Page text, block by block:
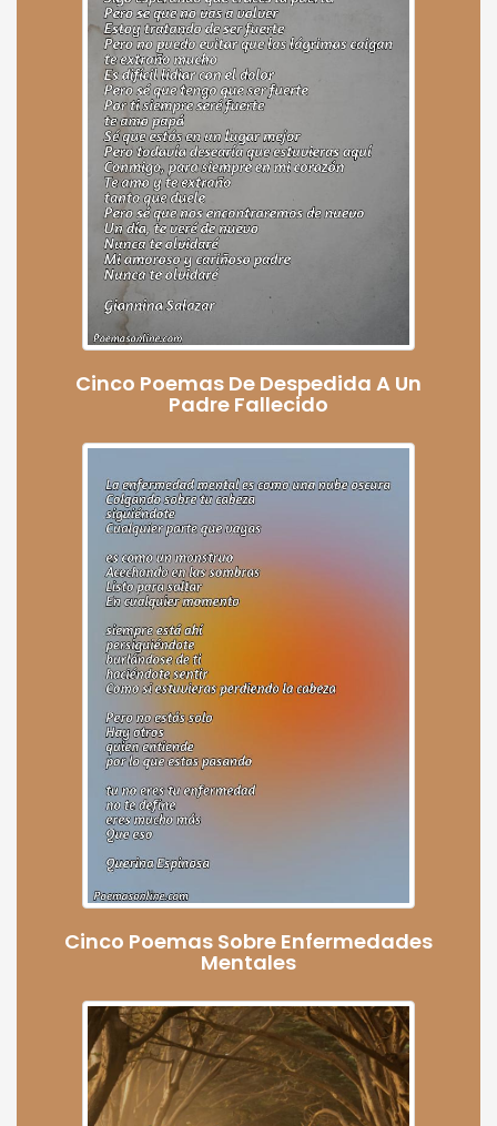
Cinco Poemas De Despedida A Un
Padre Fallecido
Cinco Poemas Sobre Enfermedades
Mentales